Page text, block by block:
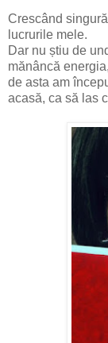
Crescând
lucrurile mele.
Dar nu știu de
mănâncă energia,
de asta am
acasă, ca să las